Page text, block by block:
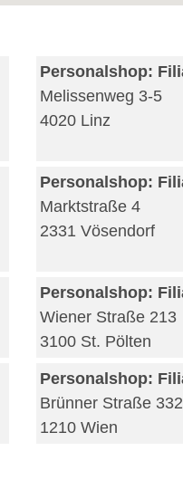
Personalshop:
Melissenweg 3-5
4020 Linz
Personalshop:
Marktstraße 4
2331 Vösendorf
Personalshop:
Wiener Straße 213
3100 St. Pölten
Personalshop:
Brünner Straße 332
1210 Wien